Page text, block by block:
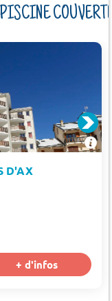
D'AX
+ d'infos